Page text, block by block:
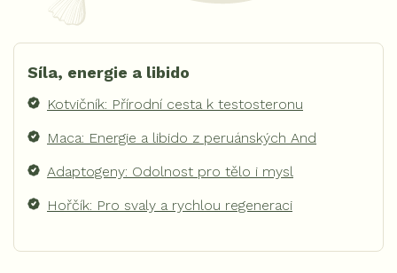
Síla, energie a libido
Kotvičník: Přírodní cesta k testosteronu
Maca: Energie a libido z peruánských And
Adaptogeny: Odolnost pro tělo i mysl
Hořčík: Pro svaly a rychlou regeneraci